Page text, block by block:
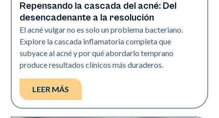
Salud de la piel
Repensando la cascada del acné: Del
desencadenante a la resolución
El acné vulgar no es solo un problema bacteriano.
Explore la cascada inflamatoria completa que
subyace al acné y por qué abordarlo temprano
produce resultados clínicos más duraderos.
LEER MÁS